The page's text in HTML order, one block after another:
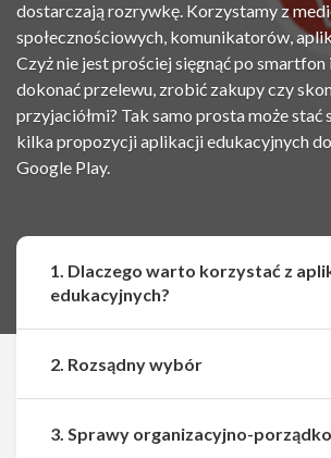
dostarczają rozrywkę. Korzystamy z
społecznościowych, komunikatorów,
Czyż nie jest prościej sięgnąć po
dokonać przelewu, zrobić zakupy czy
przyjaciółmi? Tak samo prosta może stać
kilka propozycji aplikacji edukacyjnych
Google Play.
1. Dlaczego warto korzystać z
edukacyjnych?
2. Rozsądny wybór
3. Sprawy organizacyjno-